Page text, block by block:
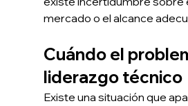
mercado o el alcance
Cuándo el
liderazgo técnico
Existe una situación que